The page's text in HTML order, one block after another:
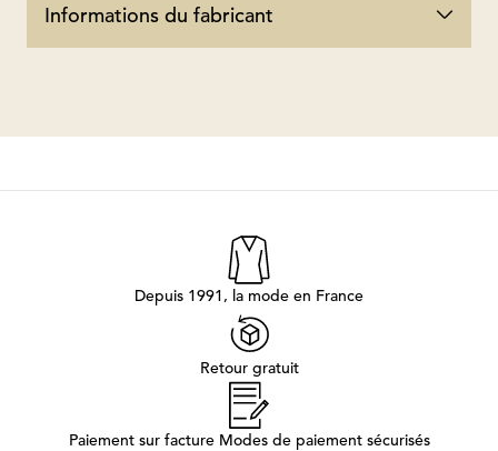
Informations du fabricant
Depuis 1991, la mode en France
Retour gratuit
Paiement sur facture Modes de paiement sécurisés